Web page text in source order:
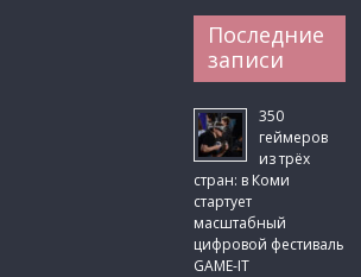
Последние
записи
350
геймеров
из трёх
стран: в Коми
стартует
масштабный
цифровой фестиваль
GAME-IT